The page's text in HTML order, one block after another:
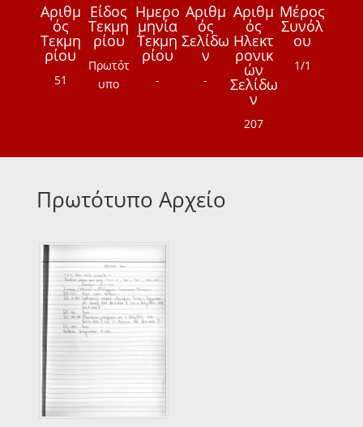
Αριθμ
ός
Τεκμη
ρίου
51
Είδος
Τεκμη
ρίου
Πρωτότ
υπο
Ημερο
μηνία
Τεκμη
ρίου
-
Αριθμ
ός
Σελίδω
ν
-
Αριθμ
ός
Ηλεκτ
ρονικ
ών
Σελίδω
ν
207
Μέρος
Συνόλ
ου
1/1
Πρωτότυπο Αρχείο